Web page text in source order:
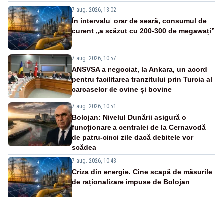
7 aug. 2026, 13:02
În intervalul orar de seară, consumul de
curent „a scăzut cu 200-300 de megawați”
7 aug. 2026, 10:57
ANSVSA a negociat, la Ankara, un acord
pentru facilitarea tranzitului prin Turcia al
carcaselor de ovine și bovine
7 aug. 2026, 10:51
Bolojan: Nivelul Dunării asigură o
funcționare a centralei de la Cernavodă
de patru-cinci zile dacă debitele vor
scădea
7 aug. 2026, 10:43
Criza din energie. Cine scapă de măsurile
de raționalizare impuse de Bolojan